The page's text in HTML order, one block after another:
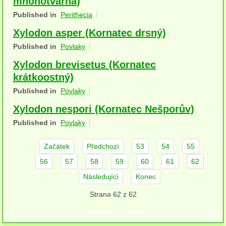
Houby (Fotogalerie)
podle typu plodnic
na dřevě
mykorhizni
terestrické saprotrofní
šišky, plody, květy
Published in Perithecia
Xylodon asper (Kornatec drsný)
Published in Povlaky
Xylodon brevisetus (Kornatec
krátkoostný)
Published in Povlaky
Xylodon nespori (Kornatec Nešporův)
Published in Povlaky
Začátek Předchozí 53 54
55
56
57 58 59 60 61
62
Následující
Konec
Strana 62 z 62